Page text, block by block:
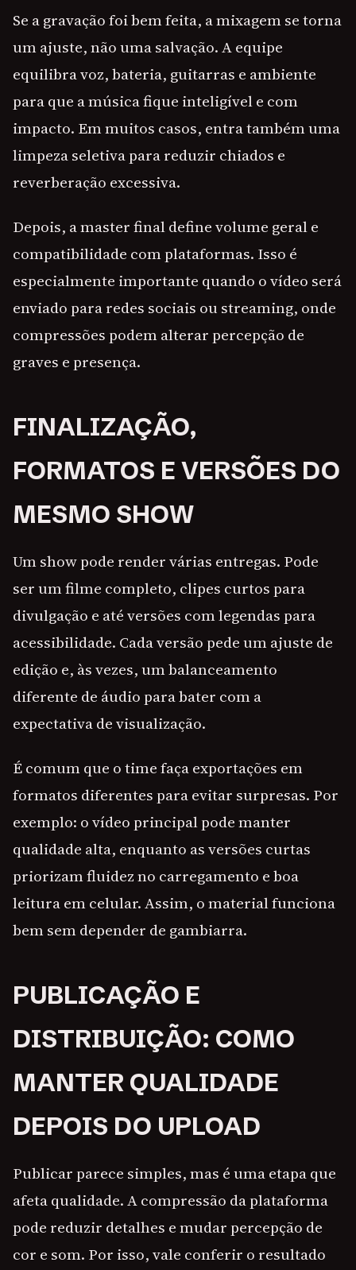
Se a gravação foi bem feita, a mixagem se torna
um ajuste, não uma salvação. A equipe
equilibra voz, bateria, guitarras e ambiente
para que a música fique inteligível e com
impacto. Em muitos casos, entra também uma
limpeza seletiva para reduzir chiados e
reverberação excessiva.
Depois, a master final define volume geral e
compatibilidade com plataformas. Isso é
especialmente importante quando o vídeo será
enviado para redes sociais ou streaming, onde
compressões podem alterar percepção de
graves e presença.
FINALIZAÇÃO,
FORMATOS E VERSÕES DO
MESMO SHOW
Um show pode render várias entregas. Pode
ser um filme completo, clipes curtos para
divulgação e até versões com legendas para
acessibilidade. Cada versão pede um ajuste de
edição e, às vezes, um balanceamento
diferente de áudio para bater com a
expectativa de visualização.
É comum que o time faça exportações em
formatos diferentes para evitar surpresas. Por
exemplo: o vídeo principal pode manter
qualidade alta, enquanto as versões curtas
priorizam fluidez no carregamento e boa
leitura em celular. Assim, o material funciona
bem sem depender de gambiarra.
PUBLICAÇÃO E
DISTRIBUIÇÃO: COMO
MANTER QUALIDADE
DEPOIS DO UPLOAD
Publicar parece simples, mas é uma etapa que
afeta qualidade. A compressão da plataforma
pode reduzir detalhes e mudar percepção de
cor e som. Por isso, vale conferir o resultado